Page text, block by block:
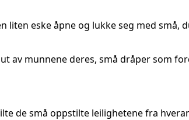
liten eske åpne og lukke seg med små,
av munnene deres, små dråper som
de små oppstilte leilighetene fra